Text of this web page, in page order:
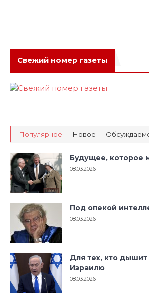
Свежий номер газеты
Популярное Новое
Будущее, которое
08.03.2026
Под опекой
08.03.2026
Для тех, кто
Израилю
08.03.2026